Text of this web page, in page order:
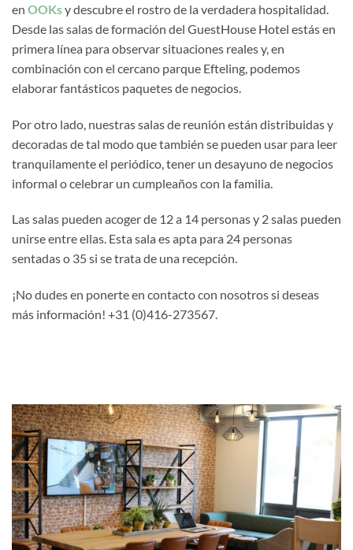
en OOKsy descubre el rostro de la verdadera hospitalidad.
Desde las salas de formación del GuestHouse Hotel estás en
primera línea para observar situaciones reales y, en
combinación con el cercano parque Efteling, podemos
elaborar fantásticos paquetes de negocios.
Por otro lado, nuestras salas de reunión están distribuidas y
decoradas de tal modo que también se pueden usar para leer
tranquilamente el periódico, tener un desayuno de negocios
informal o celebrar un cumpleaños con la familia.
Las salas pueden acoger de 12 a 14 personas y 2 salas pueden
unirse entre ellas. Esta sala es apta para 24 personas
sentadas o 35 si se trata de una recepción.
¡No dudes en ponerte en contacto con nosotros si deseas
más información! +31 (0)416-273567.